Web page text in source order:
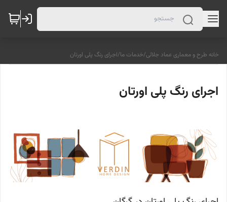
خانه طرح و معماری عماد جلالی/خدمات ما/اجرای رنگ پلی اورتان
اجرای رنگ پلی اورتان